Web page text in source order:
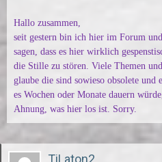
Hallo zusammen,
seit gestern bin ich hier im Forum
sagen, dass es hier wirklich
die Stille zu stören. Viele Themen
glaube die sind sowieso obsolete
es Wochen oder Monate dauern
Ahnung, was hier los ist. Sorry.
TiLaton2